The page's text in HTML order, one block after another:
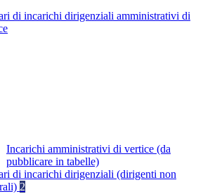
di incarichi dirigenziali amministrativi di
Incarichi amministrativi di vertice (da
pubblicare in tabelle)
di incarichi dirigenziali (dirigenti non
2